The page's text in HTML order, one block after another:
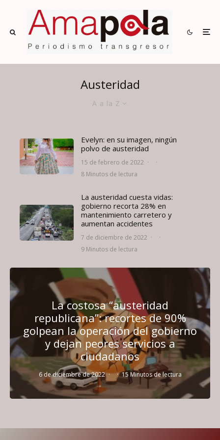
Austeridad
A a la Z
Evelyn: en su imagen, ningún
polvo de austeridad
15 de febrero de 2022 ·
·
8 Minutos de lectura
La austeridad cuesta vidas:
gobierno recorta 28% en
mantenimiento carretero y
aumentan accidentes
7 de diciembre de 2022 ·
·
9 Minutos de lectura
La costosa “austeridad
republicana”: recortes de 90%
golpean la operación del gobierno
y dejan peores servicios a
ciudadanos
6 de diciembre de 2022 · · 15 Minutos de lectura